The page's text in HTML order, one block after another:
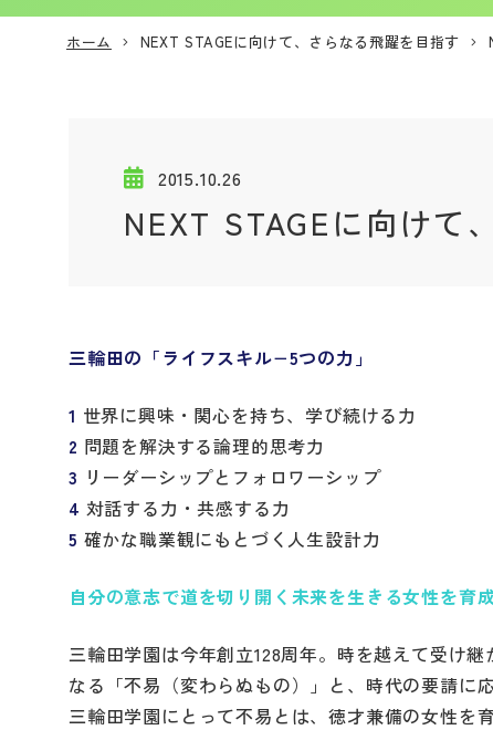
ホーム NEXT STAGEに向けて、さらなる飛躍を目指す
2015.10.26
NEXT STAGEに向けて
三輪田の「ライフスキル−5つの力」
1 世界に興味・関心を持ち、学び続ける力
2 問題を解決する論理的思考力
3 リーダーシップとフォロワーシップ
4 対話する力・共感する力
5 確かな職業観にもとづく人生設計力
自分の意志で道を切り開く未来を生きる女性を育
三輪田学園は今年創立128周年。時を越えて受け
なる「不易（変わらぬもの）」と、時代の要請に
三輪田学園にとって不易とは、徳才兼備の女性を